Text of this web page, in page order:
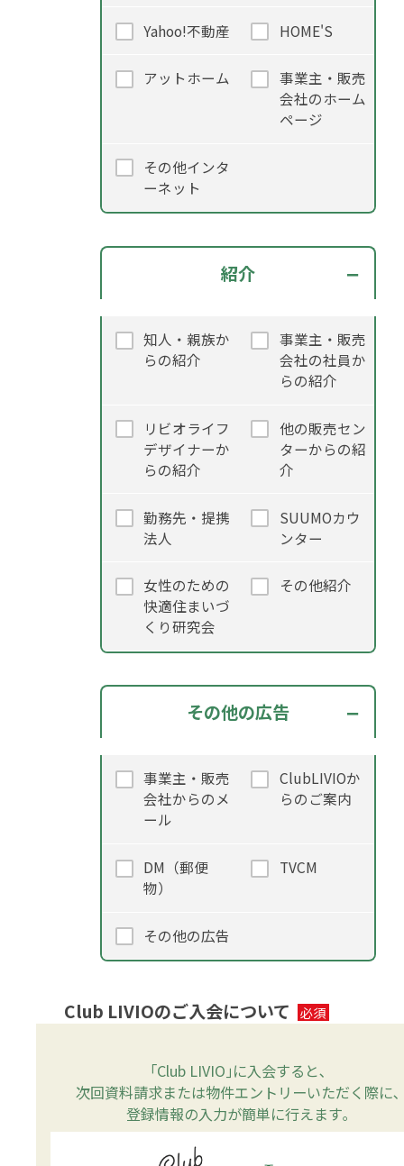
Yahoo!不動産 HOME'S
アットホーム
事業主・販売
会社のホーム
ページ
その他インタ
ーネット
紹介
知人・親族か
らの紹介
事業主・販売
会社の社員か
らの紹介
リビオライフ
デザイナーか
らの紹介
他の販売セン
ターからの紹
介
勤務先・提携
法人
SUUMOカウ
ンター
女性のための
快適住まいづ
くり研究会
その他紹介
その他の広告
事業主・販売
会社からのメ
ール
ClubLIVIOか
らのご案内
DM（郵便
物）
TVCM
その他の広告
Club LIVIOのご入会について
｢Club LIVIO｣に入会すると､
次回資料請求または物件エントリーいただく際に､
登録情報の入力が簡単に行えます｡